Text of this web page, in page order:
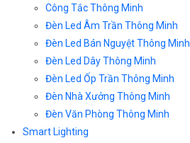
Công Tắc Thông Minh
Đèn Led Âm Trần Thông Minh
Đèn Led Bán Nguyệt Thông Minh
Đèn Led Dây Thông Minh
Đèn Led Ốp Trần Thông Minh
Đèn Nhà Xưởng Thông Minh
Đèn Văn Phòng Thông Minh
Smart Lighting